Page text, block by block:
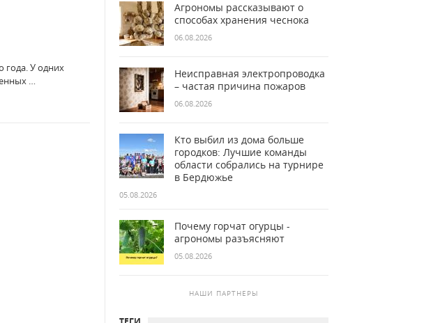
года. У одних
…
Агрономы рассказывают о
способах хранения чеснока
06.08.2026
Неисправная электропроводка
– частая причина пожаров
06.08.2026
Кто выбил из дома больше
городков: Лучшие команды
области собрались на турнире
в Бердюжье
05.08.2026
Почему горчат огурцы -
агрономы разъясняют
05.08.2026
НАШИ ПАРТНЕРЫ